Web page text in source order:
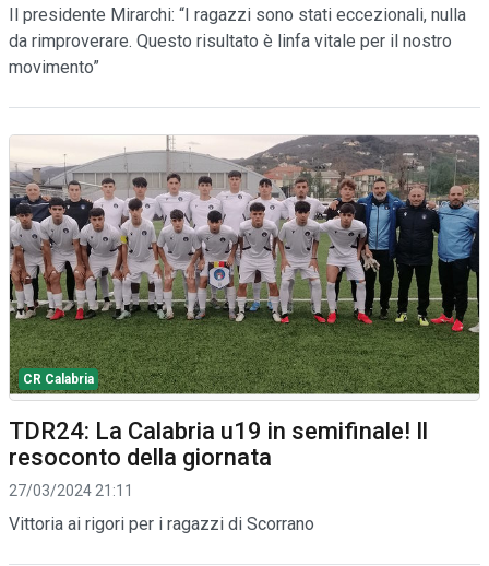
Il presidente Mirarchi: “I ragazzi sono stati eccezionali, nulla
da rimproverare. Questo risultato è linfa vitale per il nostro
movimento”
CR Calabria
TDR24: La Calabria u19 in semifinale! Il
resoconto della giornata
27/03/2024 21:11
Vittoria ai rigori per i ragazzi di Scorrano